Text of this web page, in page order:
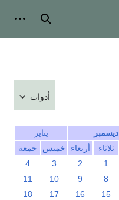
بحث
أدوات
ديسمبر
يناير
ثلاثاء أربعاء خميس
جمعة
1
2
3
4
8
9
10
11
15
16
17
18